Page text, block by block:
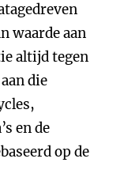
waarde aan
altijd tegen
die
en de
op de